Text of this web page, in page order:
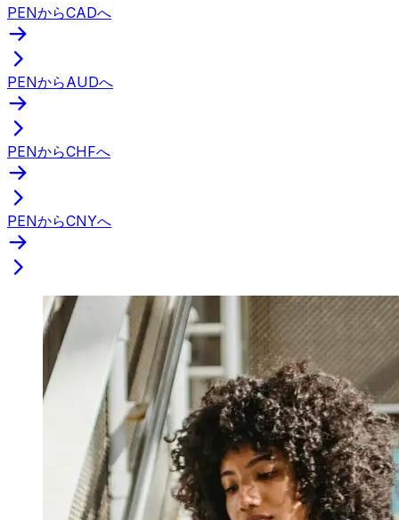
PENからCADへ
PENからAUDへ
PENからCHFへ
PENからCNYへ